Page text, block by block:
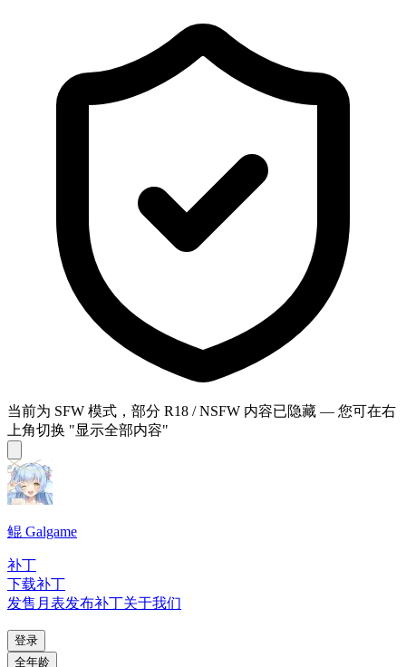
当前为 SFW 模式，部分 R18 / NSFW 内容已隐藏 — 您可在右
上角切换 "显示全部内容"
鲲 Galgame
补丁
下载补丁
发售月表发布补丁关于我们
登录
全年龄